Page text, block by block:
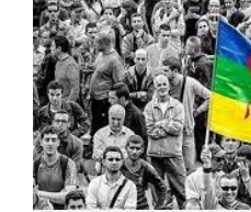
روابط